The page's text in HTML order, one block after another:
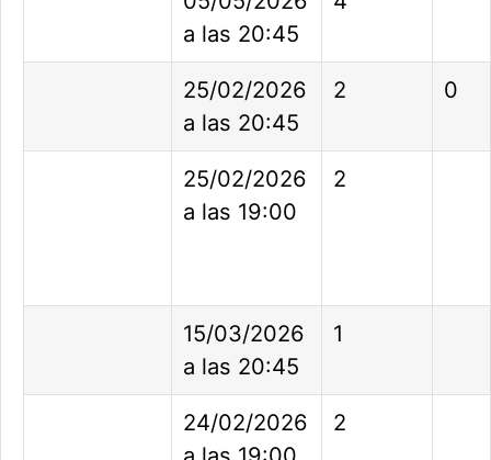
a las 20:45
25/02/2026
a las 20:45
2 0
25/02/2026
a las 19:00
2
15/03/2026
a las 20:45
1
24/02/2026
2